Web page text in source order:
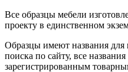
Все образцы мебели
проекту в единственном
Образцы имеют названия для
поиска по сайту, все
зарегистрированным